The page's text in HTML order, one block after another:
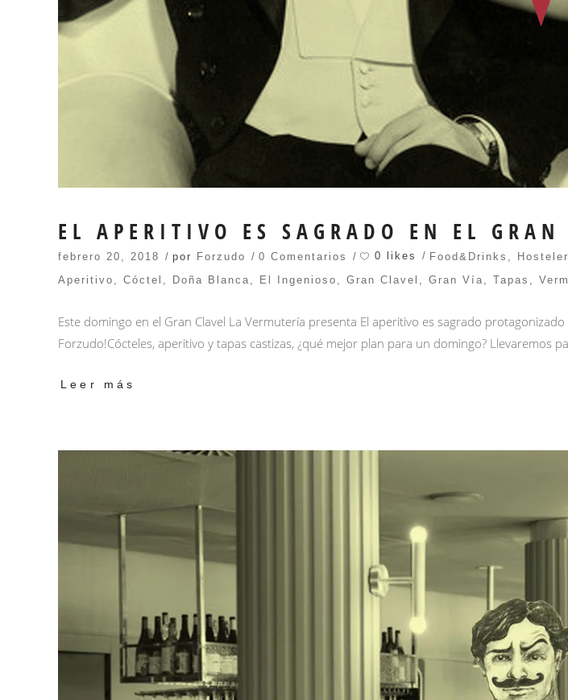
EL APERITIVO ES SAGRADO EN EL
febrero 20, 2018 por Forzudo 0 Comentarios 0 likes Food&Drinks
Aperitivo
Cóctel Doña Blanca El Ingenioso Gran Clavel Gran Vía Tapas
Este domingo en el Gran Clavel La Vermutería presenta El aperitivo es sagrado
Forzudo!Cócteles, aperitivo y tapas castizas, ¿qué mejor plan para un domingo? Llevaremos
Leer más